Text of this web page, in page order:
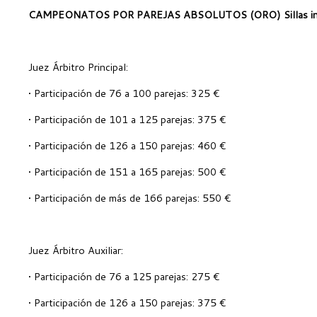
CAMPEONATOS POR PAREJAS ABSOLUTOS (ORO) Sillas
Juez Árbitro Principal:
• Participación de 76 a 100 parejas: 325 €
• Participación de 101 a 125 parejas: 375 €
• Participación de 126 a 150 parejas: 460 €
• Participación de 151 a 165 parejas: 500 €
• Participación de más de 166 parejas: 550 €
Juez Árbitro Auxiliar:
• Participación de 76 a 125 parejas: 275 €
• Participación de 126 a 150 parejas: 375 €